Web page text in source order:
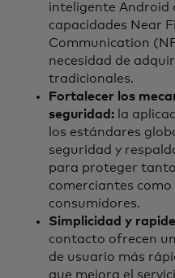
inteligente Android
capacidades Near
Communication
necesidad de
tradicionales.
Fortalecer los
seguridad: la
los estándares
seguridad y
para proteger
comerciantes como
consumidores.
Simplicidad y
contacto ofrecen
de usuario más
que mejora el